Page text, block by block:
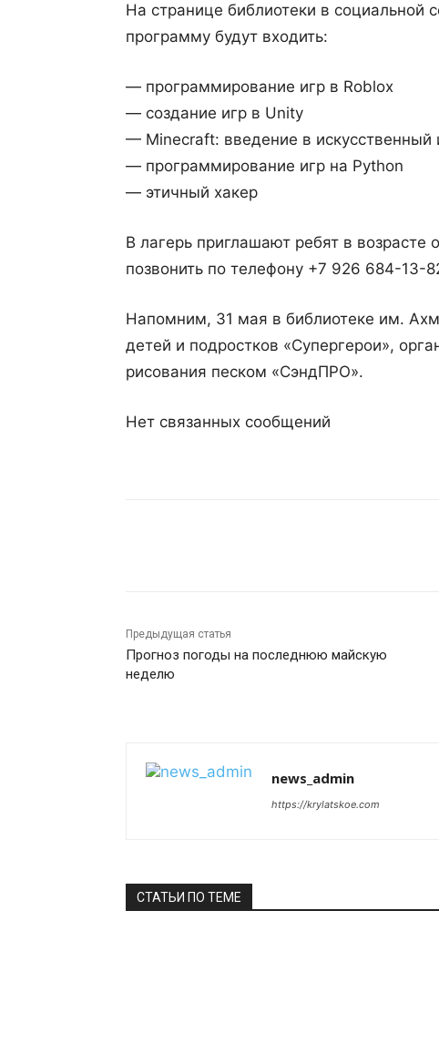
На странице библиотеки в социальной
программу будут входить:
— программирование игр в Roblox
— создание игр в Unity
— Minecraft: введение в искусственный
— программирование игр на Python
— этичный хакер
В лагерь приглашают ребят в возрасте
позвонить по телефону +7 926 684-13-
Напомним, 31 мая в библиотеке им.
детей и подростков «Супергерои»,
рисования песком «СэндПРО».
Нет связанных сообщений
Предыдущая статья
Прогноз погоды на последнюю майскую
неделю
news_admin
https://krylatskoe.com
СТАТЬИ ПО ТЕМЕ